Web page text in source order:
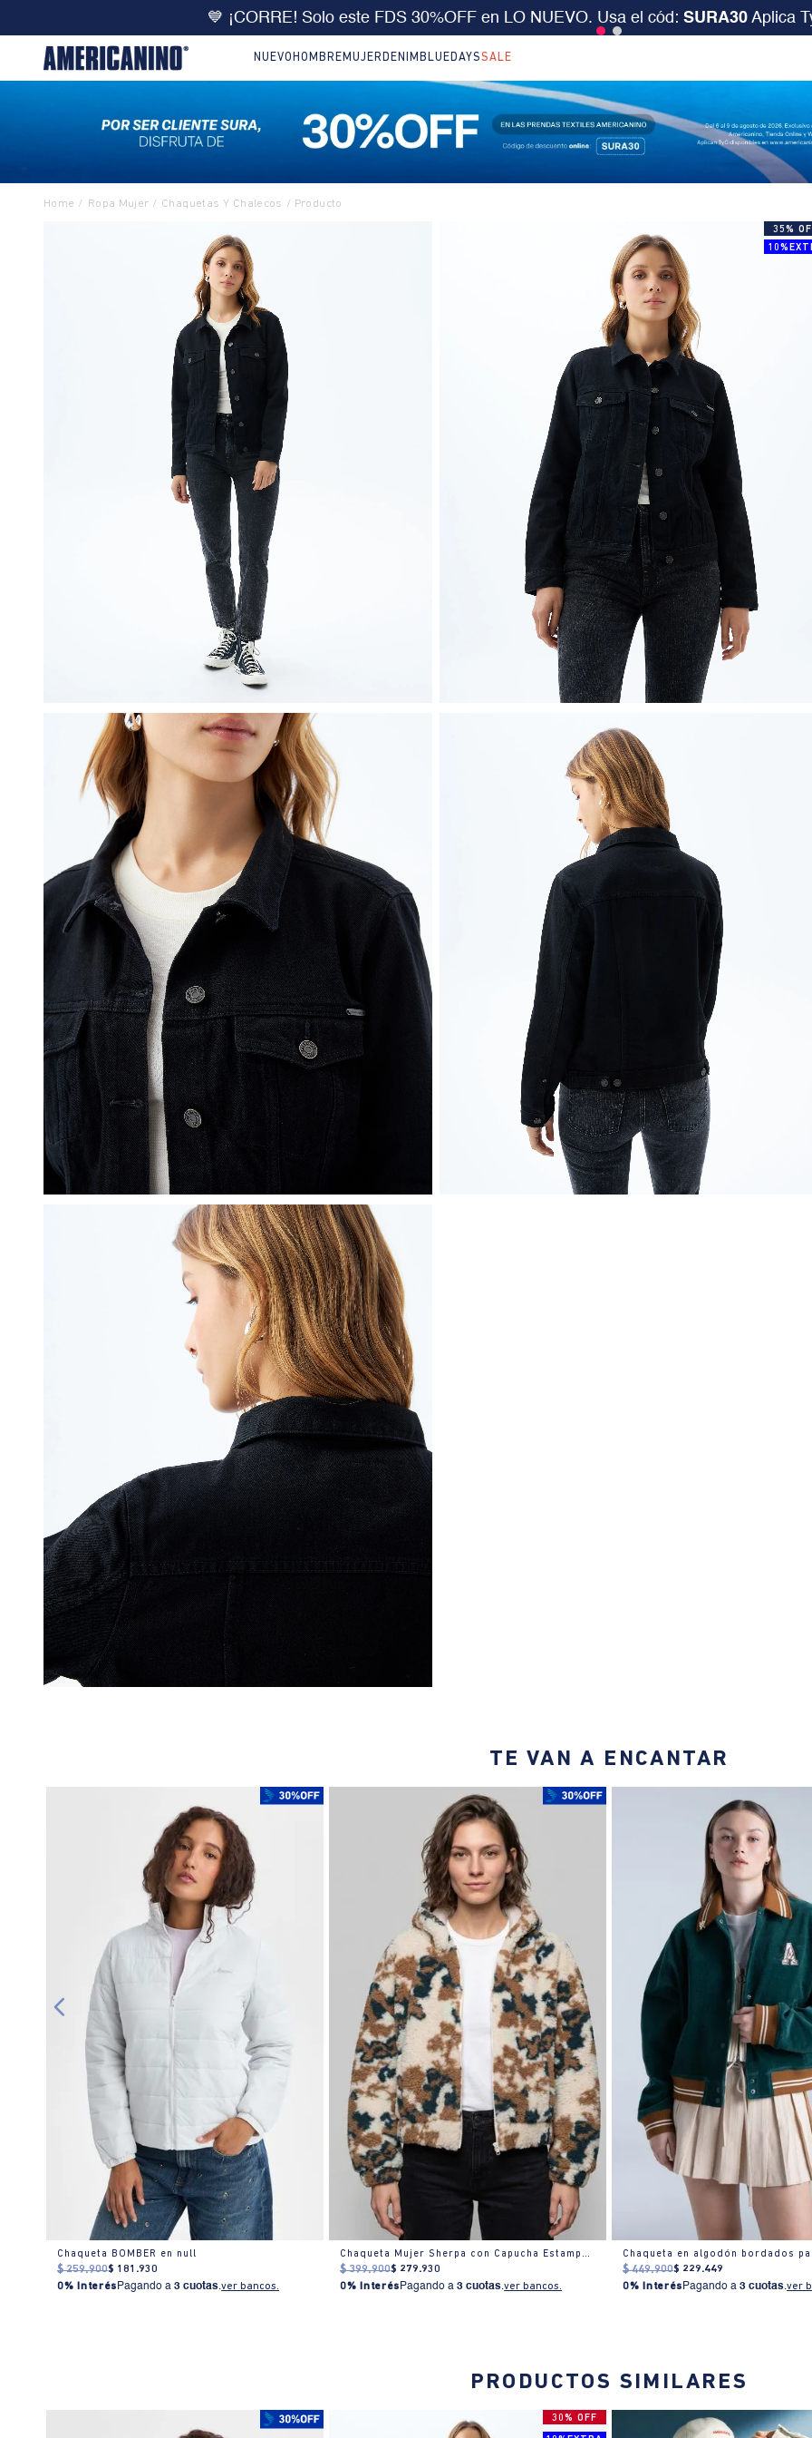
🔥DOBLE DCTO10% extra desde $199.000 ó 15% extra desde $400.000 en SALE.
NUEVO HOMBRE MUJER DENIM BLUEDAYSSALE
Ropa Mujer Chaquetas Y Chalecos
35%
TE VAN A ENCANTAR
Chaqueta BOMBER en null
$ 259.900$ 181 .930
0% Interés Pagando a3 cuotas.ver bancos.
Chaqueta Mujer Sherpa con Capucha Estampado Camuflado
$ 399.900$ 279.930
0% Interés Pagando a3 cuotas.ver bancos.
Chaqueta en algodón bordados
$ 449.900$ 229.449
0% Interés Pagando a3 cuotas.ver
PRODUCTOS SIMILARES
30% OFF